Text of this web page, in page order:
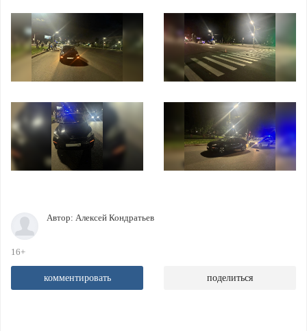
Автор: Алексей Кондратьев
16+
комментировать поделиться